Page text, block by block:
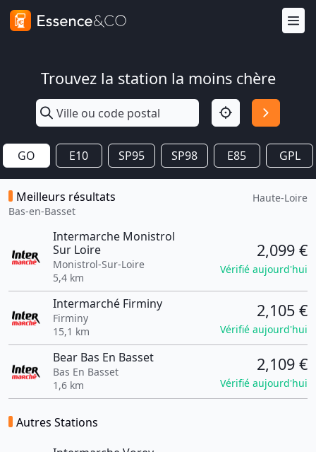
Trouvez la station la moins chère
GO E10 SP95 SP98 E85 GPL
Meilleurs résultats
Bas-en-Basset
Haute-Loire
Intermarche Monistrol
Sur Loire
Monistrol-Sur-Loire
5,4 km
2,099 €
Vérifié aujourd'hui
Intermarché Firminy
Firminy
15,1 km
2,105 €
Vérifié aujourd'hui
Bear Bas En Basset
Bas En Basset
1,6 km
2,109 €
Vérifié aujourd'hui
Autres Stations